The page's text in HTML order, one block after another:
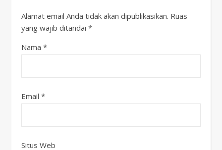
Alamat email Anda tidak akan dipublikasikan. Ruas
yang wajib ditandai *
Nama *
Email *
Situs Web